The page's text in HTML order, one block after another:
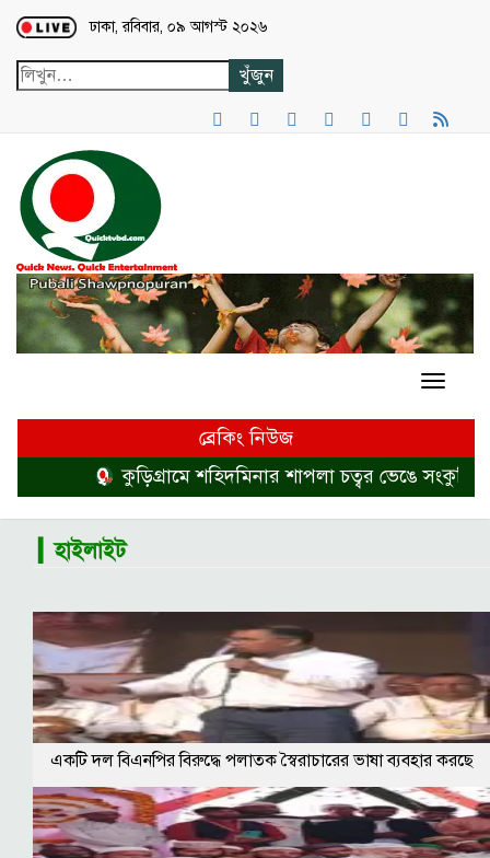
Loading...
ঢাকা, রবিবার, ০৯ আগস্ট ২০২৬
ব্রেকিং নিউজ
কুড়িগ্রামে শহিদমিনার শাপলা চত্বর ভেঙে সংকুচিত
▎হাইলাইট
একটি দল বিএনপির বিরুদ্ধে পলাতক স্বৈরাচারের ভাষা ব্যবহার করছে